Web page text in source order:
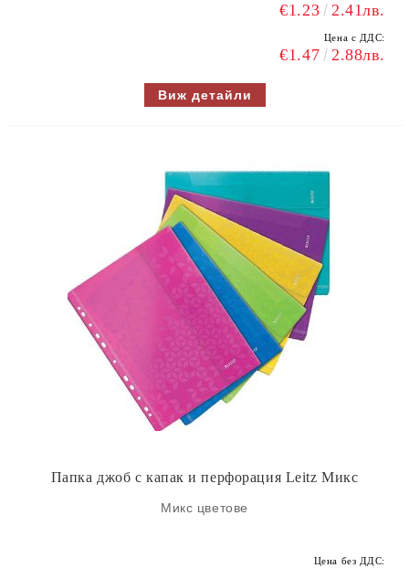
€1.23 2.41лв.
Цена с ДДС:
€1.47 2.88лв.
Виж детайли
Папка джоб с капак и перфорация Leitz Микс
Микс цветове
Цена без ДДС: